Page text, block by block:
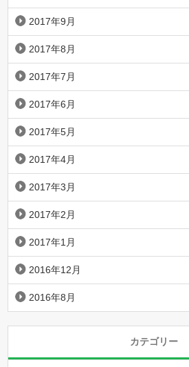
2017年9月
2017年8月
2017年7月
2017年6月
2017年5月
2017年4月
2017年3月
2017年2月
2017年1月
2016年12月
2016年8月
カテゴリー